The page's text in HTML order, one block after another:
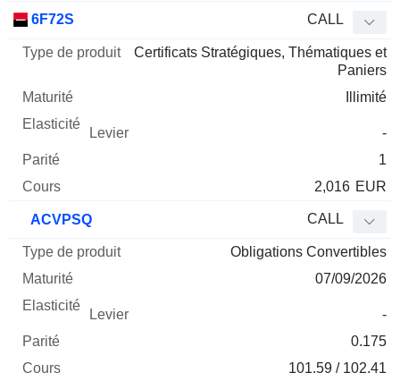
6F72S CALL
Certificats Stratégiques, Thématiques et
Paniers
Illimité
-
1
2,016 EUR
ACVPSQ CALL
Obligations Convertibles
07/09/2026
-
0.175
101.59 / 102.41